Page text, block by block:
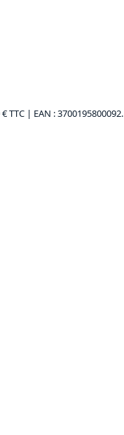
TTC | EAN : 3700195800092.